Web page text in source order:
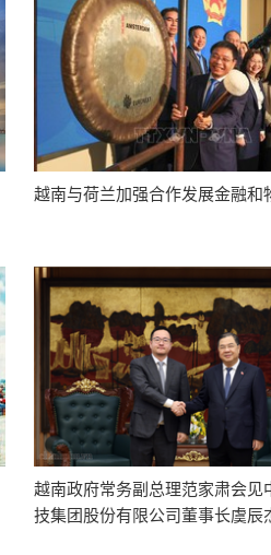
越南与荷兰加强合作发展金融和
越南政府常务副总理范家肃会见
技集团股份有限公司董事长虞辰